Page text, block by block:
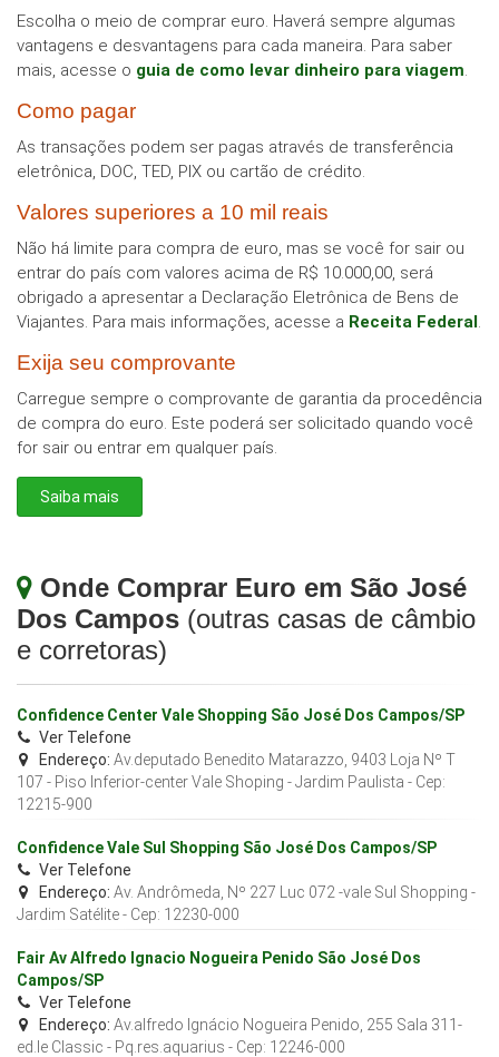
Escolha o meio de comprar euro. Haverá sempre algumas
vantagens e desvantagens para cada maneira. Para saber
mais, acesse o guia de como levar dinheiro para viagem.
Como pagar
As transações podem ser pagas através de transferência
eletrônica, DOC, TED, PIX ou cartão de crédito.
Valores superiores a 10 mil reais
Não há limite para compra de euro, mas se você for sair ou
entrar do país com valores acima de R$ 10.000,00, será
obrigado a apresentar a Declaração Eletrônica de Bens de
Viajantes. Para mais informações, acesse a Receita Federal.
Exija seu comprovante
Carregue sempre o comprovante de garantia da procedência
de compra do euro. Este poderá ser solicitado quando você
for sair ou entrar em qualquer país.
Saiba mais
Onde Comprar Euro em São José
Dos Campos (outras casas de câmbio
e corretoras)
Confidence Center Vale Shopping São José Dos Campos/SP
Ver Telefone
Endereço: Av.deputado Benedito Matarazzo, 9403 Loja Nº T
107 - Piso Inferior-center Vale Shoping - Jardim Paulista - Cep:
12215-900
Confidence Vale Sul Shopping São José Dos Campos/SP
Ver Telefone
Endereço: Av. Andrômeda, Nº 227 Luc 072 -vale Sul Shopping -
Jardim Satélite- Cep: 12230-000
Fair Av Alfredo Ignacio Nogueira Penido São José Dos
Campos/SP
Ver Telefone
Endereço: Av.alfredo Ignácio Nogueira Penido, 255 Sala 311-
ed.le Classic - Pq.res.aquarius - Cep: 12246-000